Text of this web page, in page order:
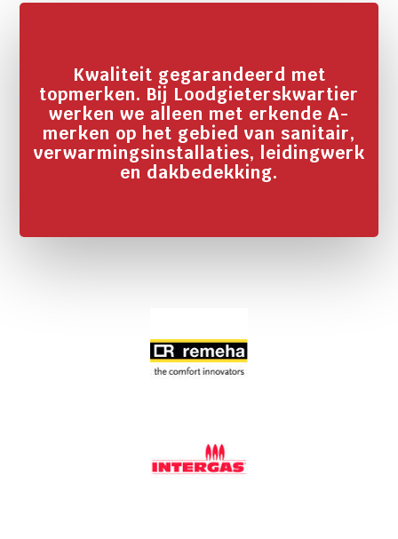
Kwaliteit gegarandeerd met
topmerken. Bij Loodgieterskwartier
werken we alleen met erkende A-
merken op het gebied van sanitair,
verwarmingsinstallaties, leidingwerk
en dakbedekking.